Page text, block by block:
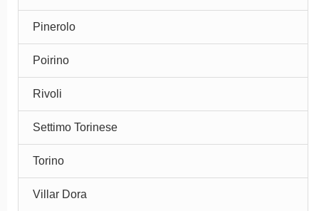
Pinerolo
Poirino
Rivoli
Settimo Torinese
Torino
Villar Dora